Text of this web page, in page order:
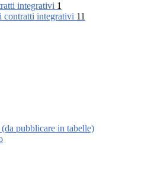
integrativi 1
contratti integrativi 11
pubblicare in tabelle)